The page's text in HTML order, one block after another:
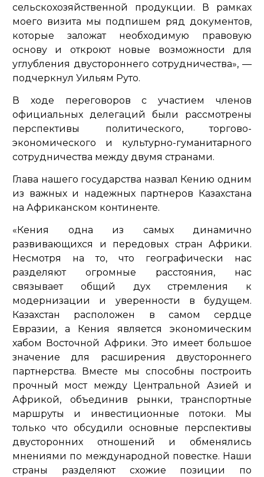
сельскохозяйственной продукции. В рамках
моего визита мы подпишем ряд документов,
которые заложат необходимую правовую
основу и откроют новые возможности для
углубления двустороннего сотрудничества», —
подчеркнул Уильям Руто.
В ходе переговоров с участием членов
официальных делегаций были рассмотрены
перспективы политического, торгово-
экономического и культурно-гуманитарного
сотрудничества между двумя странами.
Глава нашего государства назвал Кению одним
из важных и надежных партнеров Казахстана
на Африканском континенте.
«Кения одна из самых динамично
развивающихся и передовых стран Африки.
Несмотря на то, что географически нас
разделяют огромные расстояния, нас
связывает общий дух стремления к
модернизации и уверенности в будущем.
Казахстан расположен в самом сердце
Евразии, а Кения является экономическим
хабом Восточной Африки. Это имеет большое
значение для расширения двустороннего
партнерства. Вместе мы способны построить
прочный мост между Центральной Азией и
Африкой, объединив рынки, транспортные
маршруты и инвестиционные потоки. Мы
только что обсудили основные перспективы
двусторонних отношений и обменялись
мнениями по международной повестке. Наши
страны разделяют схожие позиции по